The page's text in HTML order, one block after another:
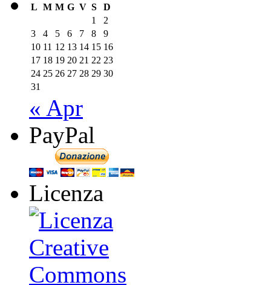
L M M G V S
D
1
2
3
4 5 6 7 8
9
10 11 12 13 14 15 16
17 18 19 20 21 22 23
24 25 26 27 28 29 30
31
« Apr
PayPal
Licenza